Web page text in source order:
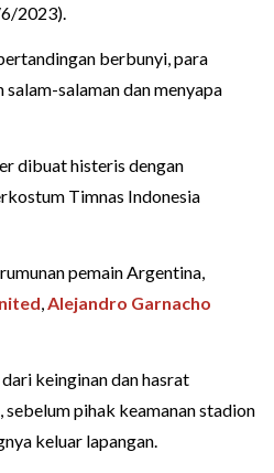
6/2023).
berbunyi, para
salaman dan menyapa
dibuat histeris dengan
Timnas Indonesia
pemain Argentina,
,Alejandro Garnacho
keinginan dan hasrat
pihak keamanan stadion
keluar lapangan.